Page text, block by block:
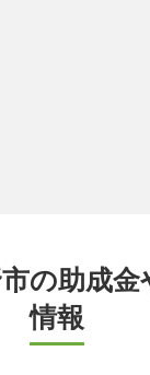
の助成金
情報